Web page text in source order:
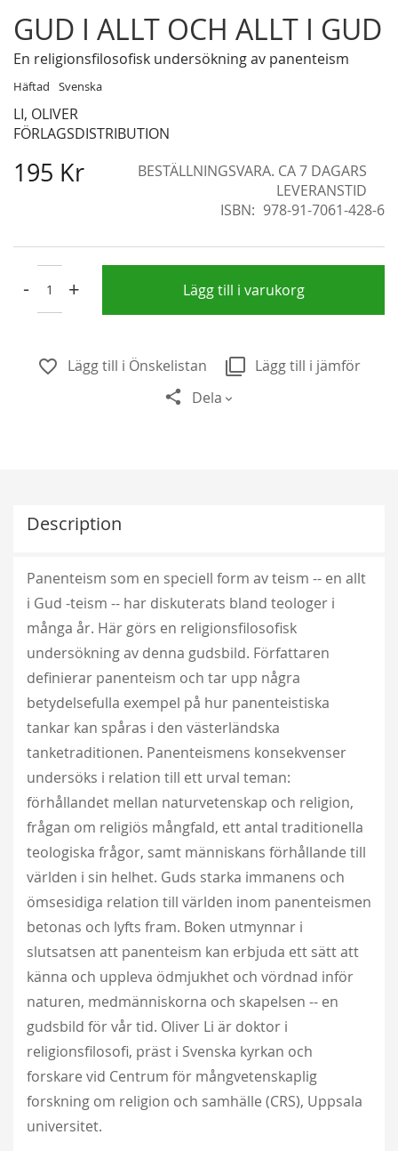
GUD I ALLT OCH ALLT I GUD
En religionsfilosofisk undersökning av panenteism
Häftad Svenska
LI, OLIVER
FÖRLAGSDISTRIBUTION
195 Kr
BESTÄLLNINGSVARA. CA 7 DAGARS
LEVERANSTID
ISBN
978-91-7061-428-6
- + Lägg till i varukorg
Lägg till i Önskelistan
Lägg till i jämför
Dela
Skip
to
the
of
the
images
Description
Panenteism som en speciell form av teism -- en allt
i Gud -teism -- har diskuterats bland teologer i
många år. Här görs en religionsfilosofisk
undersökning av denna gudsbild. Författaren
definierar panenteism och tar upp några
betydelsefulla exempel på hur panenteistiska
tankar kan spåras i den västerländska
tanketraditionen. Panenteismens konsekvenser
undersöks i relation till ett urval teman:
förhållandet mellan naturvetenskap och religion,
frågan om religiös mångfald, ett antal traditionella
teologiska frågor, samt människans förhållande till
världen i sin helhet. Guds starka immanens och
ömsesidiga relation till världen inom panenteismen
betonas och lyfts fram. Boken utmynnar i
slutsatsen att panenteism kan erbjuda ett sätt att
känna och uppleva ödmjukhet och vördnad inför
naturen, medmänniskorna och skapelsen -- en
gudsbild för vår tid. Oliver Li är doktor i
religionsfilosofi, präst i Svenska kyrkan och
forskare vid Centrum för mångvetenskaplig
forskning om religion och samhälle (CRS), Uppsala
universitet.